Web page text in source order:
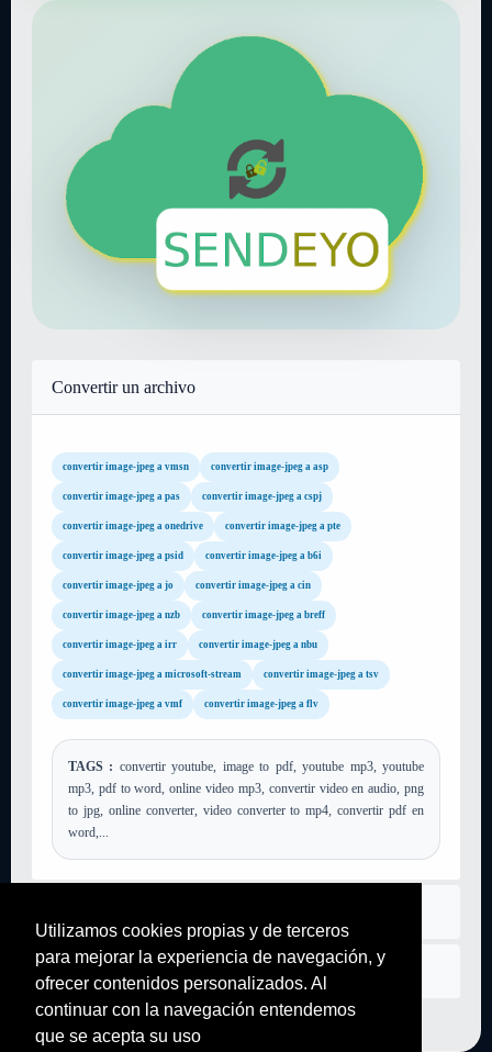
Utilizamos cookies propias y de terceros
para mejorar la experiencia de navegación, y
ofrecer contenidos personalizados. Al
continuar con la navegación entendemos
que se acepta su uso
Convertir un archivo
convertir image-jpeg a vmsn convertir image-jpeg a asp
convertir image-jpeg a pas convertir image-jpeg a cspj
convertir image-jpeg a onedrive convertir image-jpeg a pte
convertir image-jpeg a psid convertir image-jpeg a b6i
convertir image-jpeg a jo convertir image-jpeg a cin
convertir image-jpeg a nzb convertir image-jpeg a breff
convertir image-jpeg a irr convertir image-jpeg a nbu
convertir image-jpeg a microsoft-stream convertir image-jpeg a tsv
convertir image-jpeg a vmf convertir image-jpeg a flv
TAGS : convertir youtube, image to pdf, youtube mp3, youtube
mp3, pdf to word, online video mp3, convertir video en audio, png
to jpg, online converter, video converter to mp4, convertir pdf en
word,...
Contáctenos